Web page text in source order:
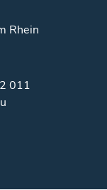
Rhein
011